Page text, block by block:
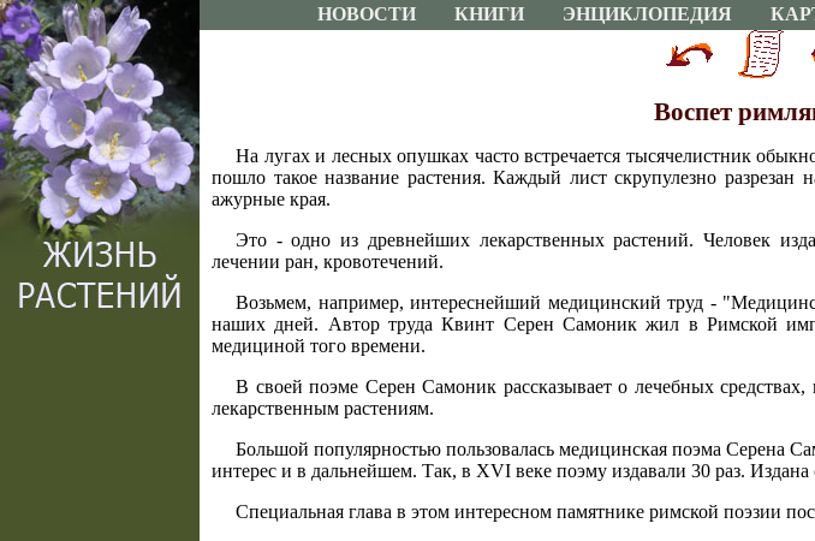
НОВОСТИ КНИГИ ЭНЦИКЛОПЕДИЯ
Воспет
На лугах и лесных опушках часто встречается тысячелистник
пошло такое название растения. Каждый лист скрупулезно
ажурные края.
Это - одно из древнейших лекарственных растений. Человек
лечении ран, кровотечений.
Возьмем, например, интереснейший медицинский труд -
наших дней. Автор труда Квинт Серен Самоник жил в Римской
медициной того времени.
В своей поэме Серен Самоник рассказывает о лечебных
лекарственным растениям.
Большой популярностью пользовалась медицинская поэма Серена
интерес и в дальнейшем. Так, в XVI веке поэму издавали 30 раз.
Специальная глава в этом интересном памятнике римской поэзии